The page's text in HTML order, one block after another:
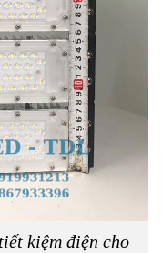
kiệm điện cho